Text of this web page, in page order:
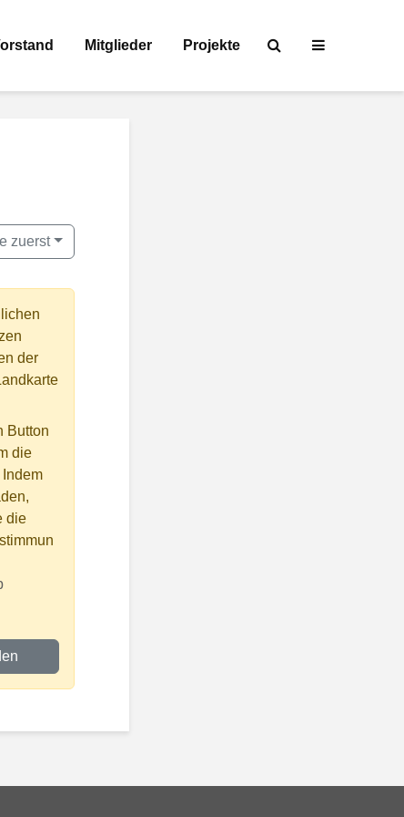
Mitglieder Projekte
zuerst
der
Button
die
Indem
die